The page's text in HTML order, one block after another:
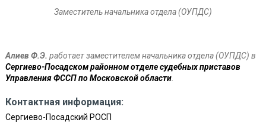
Заместитель начальника отдела (ОУПДС)
Алиев Ф.Э. работает заместителем начальника отдела (ОУПДС) в
Сергиево-Посадском районном отделе судебных приставов
Управления ФССП по Московской области.
Контактная информация:
Сергиево-Посадский РОСП